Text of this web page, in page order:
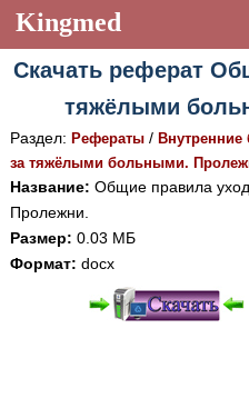
Kingmed
Учебный материал
Видеогалерея 899
Фотогалерея (1906)
Истории болезней
Лекции и презентации
Аккредитационные тесты
Пароль
Восстановить пароль
Регистрация
Скачать реферат
тяжёлыми
Раздел: Рефераты/ Внутренние
за тяжёлыми больными.
Название: Общие правила
Пролежни.
Размер: 0.03 МБ
Формат: docx